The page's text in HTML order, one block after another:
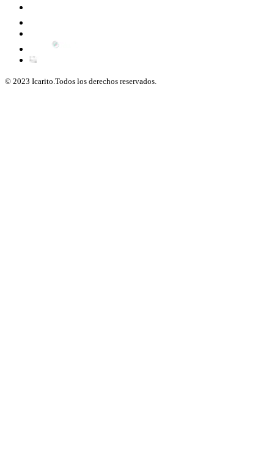
© 2023 Icarito.Todos los derechos reservados.